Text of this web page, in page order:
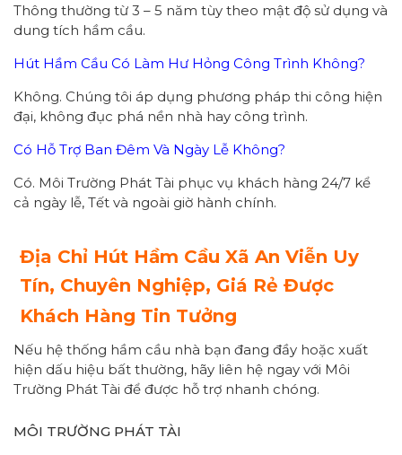
Thông thường từ 3 – 5 năm tùy theo mật độ sử dụng và
dung tích hầm cầu.
Hút Hầm Cầu Có Làm Hư Hỏng Công Trình Không?
Không. Chúng tôi áp dụng phương pháp thi công hiện
đại, không đục phá nền nhà hay công trình.
Có Hỗ Trợ Ban Đêm Và Ngày Lễ Không?
Có. Môi Trường Phát Tài phục vụ khách hàng 24/7 kể
cả ngày lễ, Tết và ngoài giờ hành chính.
Địa Chỉ Hút Hầm Cầu Xã An Viễn Uy
Tín, Chuyên Nghiệp, Giá Rẻ Được
Khách Hàng Tin Tưởng
Nếu hệ thống hầm cầu nhà bạn đang đầy hoặc xuất
hiện dấu hiệu bất thường, hãy liên hệ ngay với Môi
Trường Phát Tài để được hỗ trợ nhanh chóng.
MÔI TRƯỜNG PHÁT TÀI